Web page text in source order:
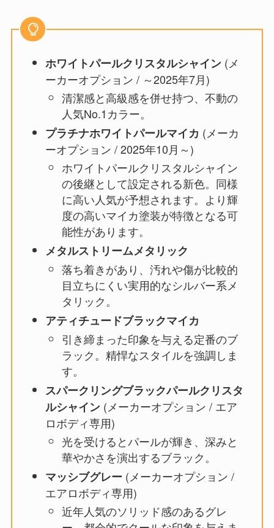
ホワイトパールクリスタルシャイン(メ
ーカーオプション / ～2025年7月)
清潔感と高級感を併せ持つ、不動の
人気No.1カラー。
プラチナホワイトパールマイカ (メーカ
ーオプション / 2025年10月～)
ホワイトパールクリスタルシャイン
の後継として設定される新色。同様
に高い人気が予想されます。より輝
度の高いマイカ塗装が特徴となる可
能性があります。
メタルストリームメタリック
落ち着きがあり、汚れや傷が比較的
目立ちにくい実用的なシルバー系メ
タリック。
アティチュードブラックマイカ
引き締まった印象を与える定番のブ
ラック。精悍なスタイルを強調しま
す。
スパークリングブラックパールクリスタ
ルシャイン(メーカーオプション / エア
ロボディ専用)
光を受けるとパールが輝き、深みと
華やかさを演出するブラック。
マッシブグレー (メーカーオプション /
エアロボディ専用)
近年人気のソリッド感のあるグレ